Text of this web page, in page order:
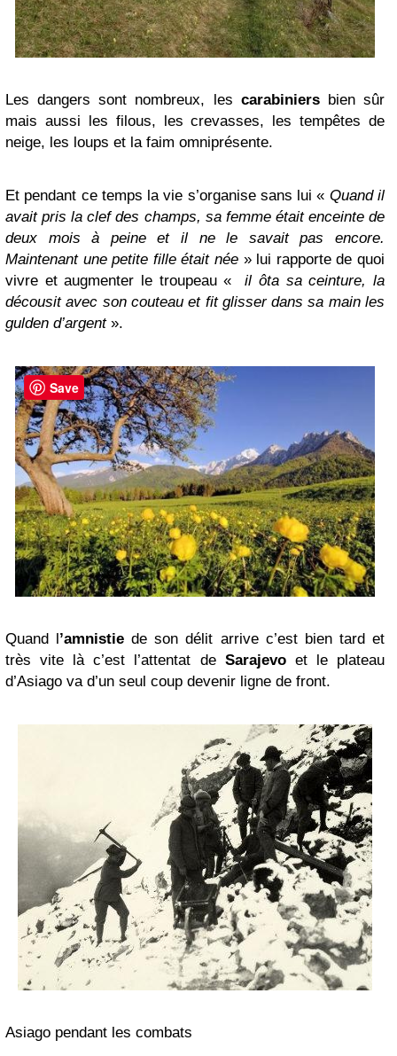
Les dangers sont nombreux, les carabiniers bien sûr
mais aussi les filous, les crevasses, les tempêtes de
neige, les loups et la faim omniprésente.
Et pendant ce temps la vie s’organise sans lui « Quand il
avait pris la clef des champs, sa femme était enceinte de
deux mois à peine et il ne le savait pas encore.
Maintenant une petite fille était née » lui rapporte de quoi
vivre et augmenter le troupeau «
il ôta sa ceinture, la
décousit avec son couteau et fit glisser dans sa main les
gulden d’argent».
Quand l ’amnistie de son délit arrive c’est bien tard et
très vite là c’est l’attentat de Sarajevoet le plateau
d’Asiago va d’un seul coup devenir ligne de front.
Asiago pendant les combats
Save